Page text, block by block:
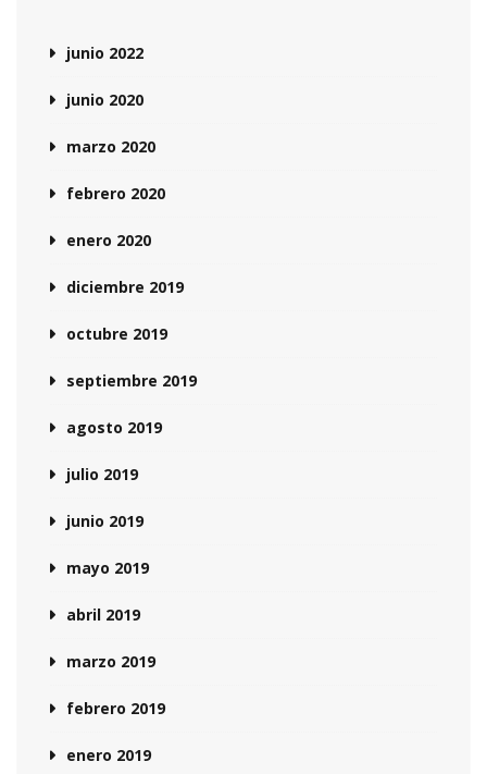
junio 2022
junio 2020
marzo 2020
febrero 2020
enero 2020
diciembre 2019
octubre 2019
septiembre 2019
agosto 2019
julio 2019
junio 2019
mayo 2019
abril 2019
marzo 2019
febrero 2019
enero 2019